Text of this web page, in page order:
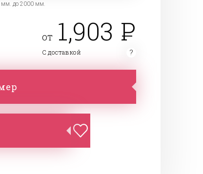
мм. до 2000 мм.
от 1,903
С доставкой